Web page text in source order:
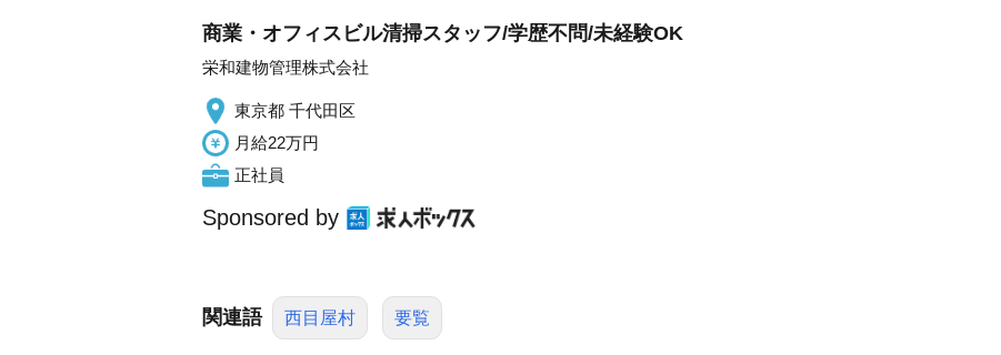
商業・オフィスビル清掃スタッフ/学歴不問/未経験OK
栄和建物管理株式会社
東京都 千代田区
月給22万円
正社員
Sponsored by
関連語 西目屋村 要覧